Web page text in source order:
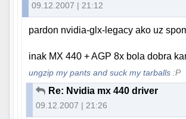
09.12.2007 | 21:12
pardon nvidia-glx-legacy ako uz
inak MX 440 + AGP 8x bola dobra
ungzip my pants and suck my tarballs :P
Re: Nvidia mx 440 driver
09.12.2007 | 21:26